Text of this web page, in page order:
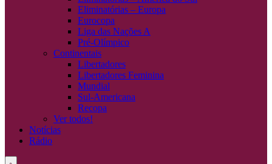
Eliminatórias – Europa
Eurocopa
Liga das Nações A
Pré-Olímpico
Continentais
Libertadores
Libertadores Feminina
Mundial
Sul-Americana
Recopa
Ver todos!
Notícias
Rádio